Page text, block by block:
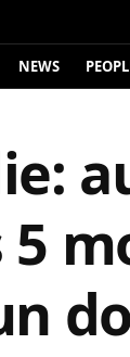
NEWS
5